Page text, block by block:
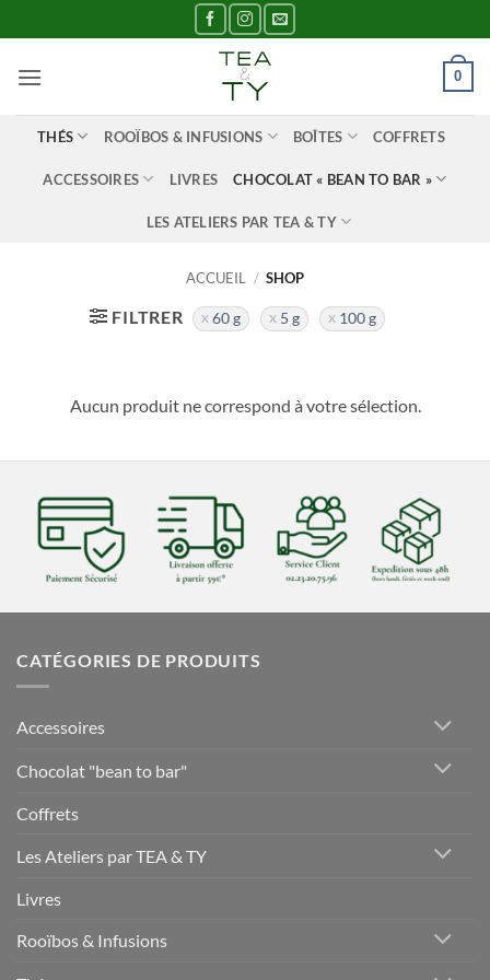
au
contenu
0
THÉS ROOÏBOS & INFUSIONS BOÎTES COFFRETS
ACCESSOIRES LIVRES CHOCOLAT « BEAN TO BAR »
LES ATELIERS PAR TEA & TY
ACCUEIL / SHOP
FILTRER 60 g 5 g 100 g
Aucun produit ne correspond à votre sélection.
CATÉGORIES DE PRODUITS
Accessoires
Chocolat "bean to bar"
Coffrets
Les Ateliers par TEA & TY
Livres
Rooïbos & Infusions